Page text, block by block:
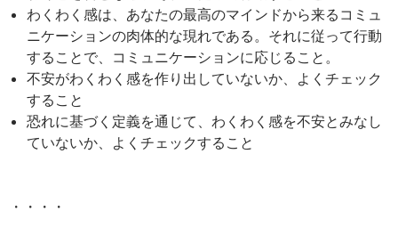
わくわく感は、あなたの最高のマインドから来るコミュ
ニケーションの肉体的な現れである。それに従って行動
することで、コミュニケーションに応じること。
不安がわくわく感を作り出していないか、よくチェック
すること
恐れに基づく定義を通じて、わくわく感を不安とみなし
ていないか、よくチェックすること
・・・・